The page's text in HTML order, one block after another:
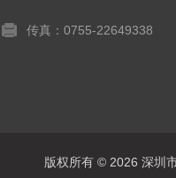
传真：0755-22649338
版权所有 © 2026 深